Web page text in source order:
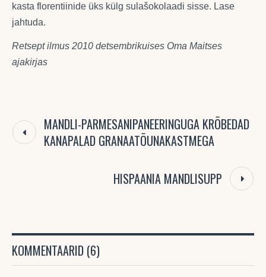
kasta florentiinide üks külg sulašokolaadi sisse. Lase
jahtuda.
Retsept ilmus 2010 detsembrikuises Oma Maitses
ajakirjas
MANDLI-PARMESANIPANEERINGUGA KRÕBEDAD
KANAPALAD GRANAATÕUNAKASTMEGA
HISPAANIA MANDLISUPP
KOMMENTAARID (6)